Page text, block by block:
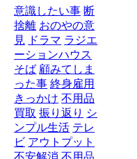
意識したい事 断
捨離 おのやの意
見 ドラマ ラジエ
ーションハウス
そば 顧みてしま
った事 終身雇用
きっかけ 不用品
買取 振り返り シ
ンプル生活 テレ
ビ アウトプット